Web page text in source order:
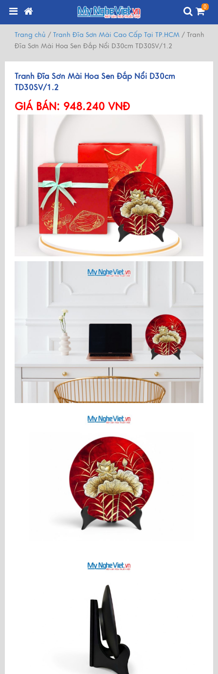
0
Trang chủ / Tranh Đĩa Sơn Mài Cao Cấp Tại TP.HCM / Tranh
Đĩa Sơn Mài Hoa Sen Đắp Nổi D30cm TD30SV/1.2
Tranh Đĩa Sơn Mài Hoa Sen Đắp Nổi D30cm
TD30SV/1.2
GIÁ BÁN: 948.240 VNĐ